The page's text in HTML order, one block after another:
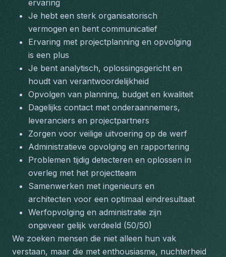
ervaring
Je hebt een sterk organisatorisch
vermogen en bent communicatief
Ervaring met projectplanning en opvolging
is een plus
Je bent analytisch, oplossingsgericht en
houdt van verantwoordelijkheid
Opvolgen van planning, budget en kwaliteit
Dagelijks contact met onderaannemers,
leveranciers en projectpartners
Zorgen voor veilige uitvoering op de werf
Administratieve opvolging en rapportering
Problemen tijdig detecteren en oplossen in
overleg met het projectteam
Samenwerken met ingenieurs en
architecten voor een optimaal eindresultaat
Werfopvolging en administratie zijn
ongeveer gelijk verdeeld (50/50)
We zoeken mensen die niet alleen hun vak
verstaan, maar die met enthousiasme, nuchterheid